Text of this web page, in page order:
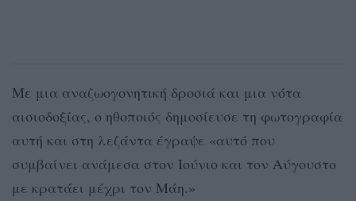
Με μια αναζωογονητική δροσιά και μια νότα
αισιοδοξίας, ο ηθοποιός δημοσίευσε τη φωτογραφία
αυτή και στη λεζάντα έγραψε «αυτό που
συμβαίνει ανάμεσα στον Ιούνιο και τον Αύγουστο
με κρατάει μέχρι τον Μάη.»